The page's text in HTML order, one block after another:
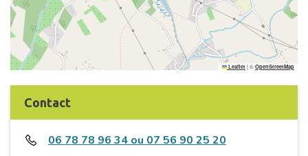
Leaflet |© OpenStreetMap
Contact
06 78 78 96 34 ou 07 56 90 25 20